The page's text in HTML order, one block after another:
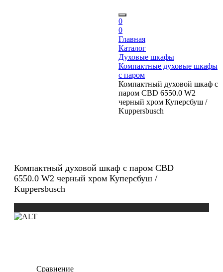
0
0
Главная
Каталог
Духовые шкафы
Компактные духовые шкафы
с паром
Компактный духовой шкаф с
паром CBD 6550.0 W2
черный хром Куперсбуш /
Kuppersbusch
Компактный духовой шкаф с паром CBD
6550.0 W2 черный хром Куперсбуш /
Kuppersbusch
Сравнение